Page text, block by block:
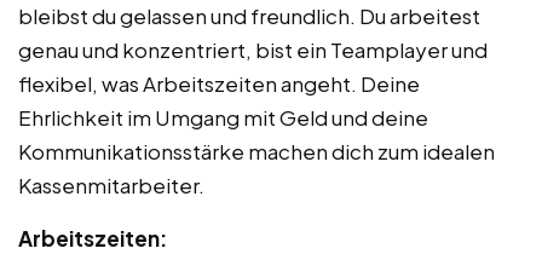
bleibst du gelassen und freundlich. Du arbeitest
genau und konzentriert, bist ein Teamplayer und
flexibel, was Arbeitszeiten angeht. Deine
Ehrlichkeit im Umgang mit Geld und deine
Kommunikationsstärke machen dich zum idealen
Kassenmitarbeiter.
Arbeitszeiten: